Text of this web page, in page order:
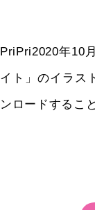
PriPri2020年10
イト」のイラス
ンロードするこ